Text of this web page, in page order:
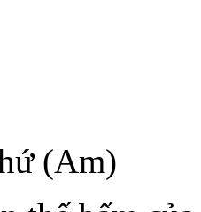
(Am)